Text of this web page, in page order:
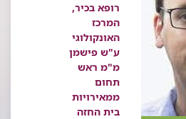
רופא בכיר,
המרכז
האונקולוגי
ע"ש פישמן
מ"מ ראש
תחום
ממאירויות
בית החזה